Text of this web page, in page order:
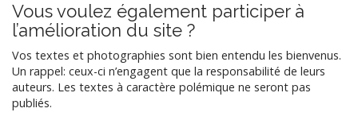
Vous voulez également participer à
l’amélioration du site ?
Vos textes et photographies sont bien entendu les bienvenus.
Un rappel: ceux-ci n’engagent que la responsabilité de leurs
auteurs. Les textes à caractère polémique ne seront pas
publiés.